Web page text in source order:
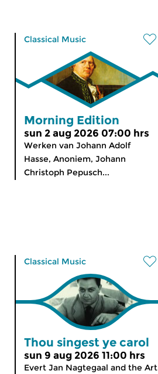
Classical Music
Morning Edition
sun 2 aug 2026 07:00 hrs
Werken van Johann Adolf
Hasse, Anoniem, Johann
Christoph Pepusch...
Classical Music
Thou singest ye carol
sun 9 aug 2026 11:00 hrs
Evert Jan Nagtegaal and the Art